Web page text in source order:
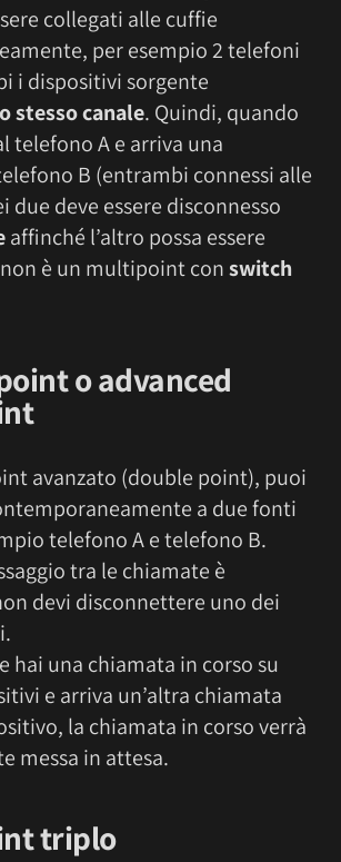
collegati alle cuffie
per esempio 2 telefoni
i dispositivi sorgente
stesso canale. Quindi, quando
telefono A e arriva una
B (entrambi connessi alle
due deve essere disconnesso
affinché l’altro possa essere
è un multipoint conswitch
o advanced
avanzato (double point), puoi
a due fonti
telefono A e telefono B.
tra le chiamate è
devi disconnettere uno dei
hai una chiamata in corso su
e arriva un’altra chiamata
la chiamata in corso verrà
messa in attesa.
triplo